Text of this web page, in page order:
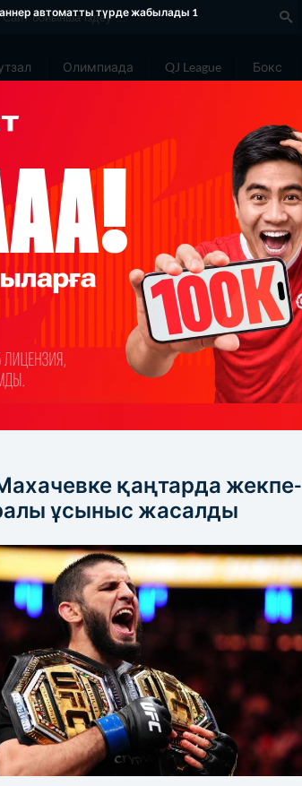
Олимпиада QJ League Бокс
Теннис
қаңтарда жекпе-
ұсыныс жасалды